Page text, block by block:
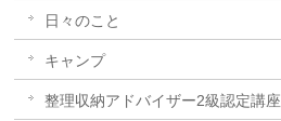
日々のこと
キャンプ
整理収納アドバイザー2級認定講座